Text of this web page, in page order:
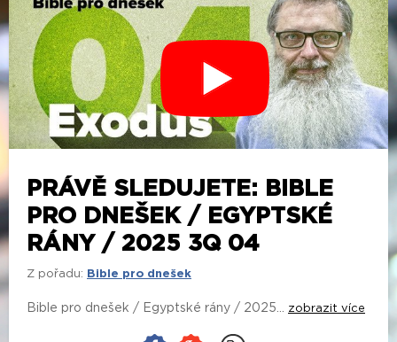
PRÁVĚ SLEDUJETE: BIBLE
PRO DNEŠEK / EGYPTSKÉ
RÁNY / 2025 3Q 04
Z pořadu: Bible pro dnešek
Bible pro dnešek / Egyptské rány / 2025... zobrazit více